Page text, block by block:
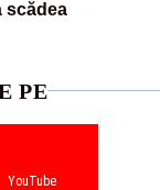
scădea
PE
YouTube